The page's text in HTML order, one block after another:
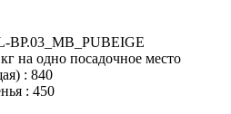
BP.03_MB_PUBEIGE
на одно посадочное место
: 840
: 450